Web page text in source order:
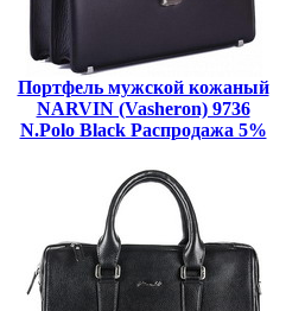
Портфель мужской кожаный
NARVIN (Vasheron) 9736
N.Polo Black Распродажа 5%